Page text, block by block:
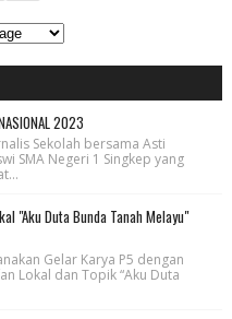
2023
Sekolah bersama Asti
SMA Negeri 1 Singkep yang
"Aku Duta Bunda Tanah Melayu"
Gelar Karya P5 dengan
Lokal dan Topik “Aku Duta